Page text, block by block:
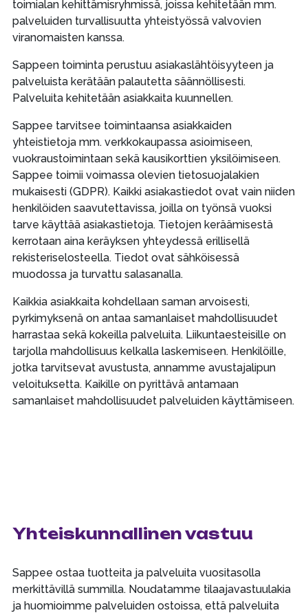
toimialan kehittämisryhmissä, joissa kehitetään mm.
palveluiden turvallisuutta yhteistyössä valvovien
viranomaisten kanssa.
Sappeen toiminta perustuu asiakaslähtöisyyteen ja
palveluista kerätään palautetta säännöllisesti.
Palveluita kehitetään asiakkaita kuunnellen.
Sappee tarvitsee toimintaansa asiakkaiden
yhteistietoja mm. verkkokaupassa asioimiseen,
vuokraustoimintaan sekä kausikorttien yksilöimiseen.
Sappee toimii voimassa olevien tietosuojalakien
mukaisesti (GDPR). Kaikki asiakastiedot ovat vain niiden
henkilöiden saavutettavissa, joilla on työnsä vuoksi
tarve käyttää asiakastietoja. Tietojen keräämisestä
kerrotaan aina keräyksen yhteydessä erillisellä
rekisteriselosteella. Tiedot ovat sähköisessä
muodossa ja turvattu salasanalla.
Kaikkia asiakkaita kohdellaan saman arvoisesti,
pyrkimyksenä on antaa samanlaiset mahdollisuudet
harrastaa sekä kokeilla palveluita. Liikuntaesteisille on
tarjolla mahdollisuus kelkalla laskemiseen. Henkilöille,
jotka tarvitsevat avustusta, annamme avustajalipun
veloituksetta. Kaikille on pyrittävä antamaan
samanlaiset mahdollisuudet palveluiden käyttämiseen.
Yhteiskunnallinen vastuu
Sappee ostaa tuotteita ja palveluita vuositasolla
merkittävillä summilla. Noudatamme tilaajavastuulakia
ja huomioimme palveluiden ostoissa, että palveluita